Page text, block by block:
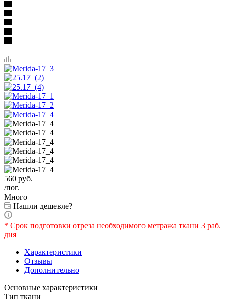
560 руб.
/пог.
Много
Нашли дешевле?
* Срок подготовки отреза необходимого метража ткани 3 раб.
дня
Характеристики
Отзывы
Дополнительно
Основные характеристики
Тип ткани